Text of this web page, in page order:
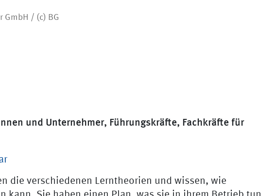
GmbH / (c) BG
und Unternehmer, Führungskräfte, Fachkräfte für
die verschiedenen Lerntheorien und wissen, wie